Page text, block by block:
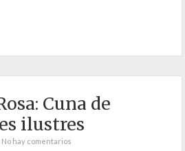
Cuna de
ilustres
No hay comentarios